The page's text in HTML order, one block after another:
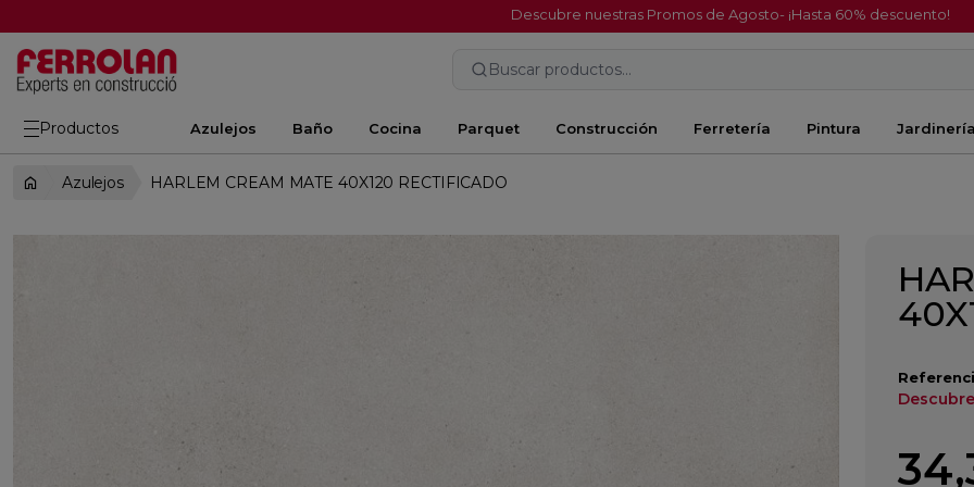
Descubre nuestras Promos de Agosto- ¡Hasta 60% descuento!
Buscar productos...
Productos Azulejos Baño Cocina Parquet Construcción Ferretería Pintura Jardinería
Azulejos HARLEM CREAM MATE 40X120 RECTIFICADO